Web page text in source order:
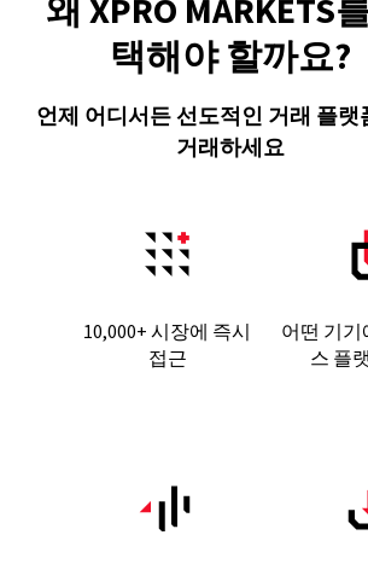
왜 XPRO MARKETS
택해야 할까요?
언제 어디서든 선도적인 거래 플랫
거래하세요
10,000+ 시장에 즉시
접근
어떤 기기
스 플